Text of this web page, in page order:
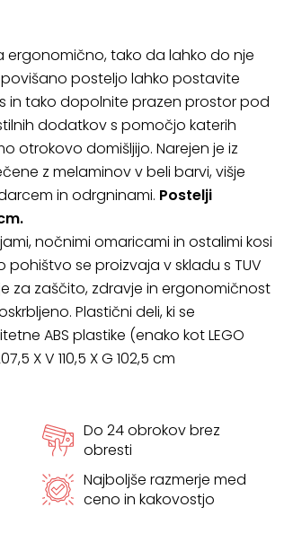
ergonomično, tako da lahko do nje
posteljo lahko postavite
in tako dopolnite prazen prostor pod
dodatkov s pomočjo katerih
otrokovo domišljijo. Narejen je iz
z melaminov v beli barvi, višje
in odrgninami. Postelji
nočnimi omaricami in ostalimi kosi
pohištvo se proizvaja v skladu s TUV
za zaščito, zdravje in ergonomičnost
Plastični deli, ki se
ABS plastike (enako kot LEGO
X V 110,5 X G 102,5 cm
Do 24 obrokov brez
obresti
Najboljše razmerje med
ceno in kakovostjo